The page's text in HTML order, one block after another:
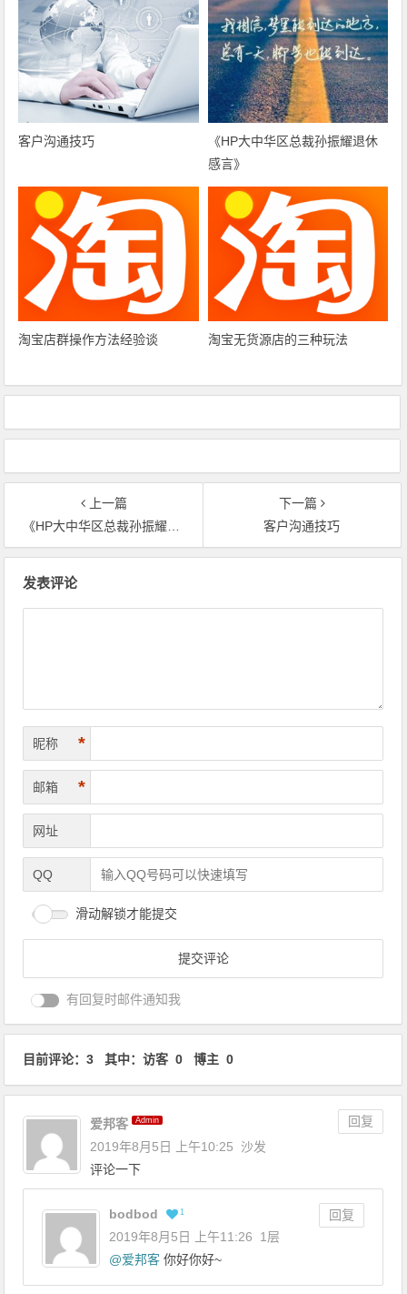
客户沟通技巧
《HP大中华区总裁孙振耀退休
感言》
淘宝店群操作方法经验谈 淘宝无货源店的三种玩法
上一篇
《HP大中华区总裁孙振耀退休感言》
下一篇
客户沟通技巧
发表评论
昵称 *
邮箱 *
网址
QQ
滑动解锁才能提交
有回复时邮件通知我
目前评论：3 其中：访客 0 博主 0
爱邦客 Admin
回复
2019年8月5日 上午10:25
沙发
评论一下
bodbod 1
回复
2019年8月5日 上午11:26
1层
@爱邦客 你好你好~